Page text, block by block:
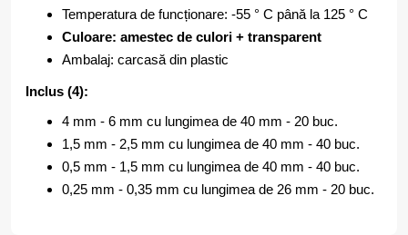
Temperatura de funcționare: -55 ° C până la 125 ° C
Culoare: amestec de culori + transparent
Ambalaj: carcasă din plastic
Inclus (4):
4 mm - 6 mm cu lungimea de 40 mm - 20 buc.
1,5 mm - 2,5 mm cu lungimea de 40 mm - 40 buc.
0,5 mm - 1,5 mm cu lungimea de 40 mm - 40 buc.
0,25 mm - 0,35 mm cu lungimea de 26 mm - 20 buc.